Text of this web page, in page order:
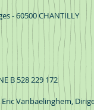
- 60500 CHANTILLY
B 528 229 172
Vanbaelinghem,